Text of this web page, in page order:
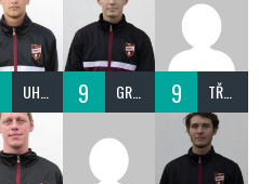
UHLÍŘ PATRIK 9 GRABEC VOJTĚCH 9 TŘASOŇ ROBERT